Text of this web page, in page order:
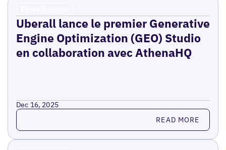
Uberall lance le premier Generative
Engine Optimization (GEO) Studio
en collaboration avec AthenaHQ
Dec 16, 2025
Read more READ MORE